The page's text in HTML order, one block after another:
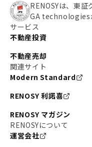
RENOSYは、東証
GA technologies
サービス
不動産投資
不動産売却
関連サイト
Modern Standard
RENOSY 利諾喜
RENOSY マガジン
RENOSYについて
運営会社